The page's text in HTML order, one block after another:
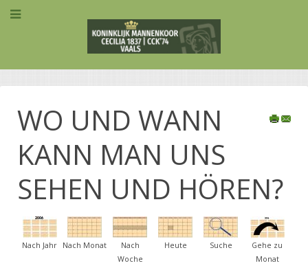
WO UND WANN
KANN MAN UNS
SEHEN UND HÖREN?
Nach Jahr Nach Monat
Nach
Woche
Heute Suche
Gehe zu
Monat